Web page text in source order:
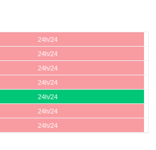
24h/24
24h/24
24h/24
24h/24
24h/24
24h/24
24h/24